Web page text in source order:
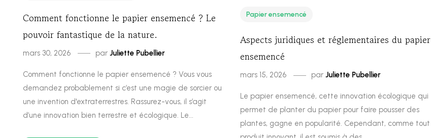
Comment fonctionne le papier ensemencé ? Le
pouvoir fantastique de la nature.
mars 30, 2026 par Juliette Pubellier
Comment fonctionne le papier ensemencé ? Vous vous
demandez probablement si c’est une magie de sorcier ou
une invention d'extraterrestres. Rassurez-vous, il s’agit
d’une innovation bien terrestre et écologique. Le...
Papier ensemencé
Aspects juridiques et réglementaires du papier
ensemencé
mars 15, 2026 par Juliette Pubellier
Le papier ensemencé, cette innovation écologique qui
permet de planter du papier pour faire pousser des
plantes, gagne en popularité. Cependant, comme tout